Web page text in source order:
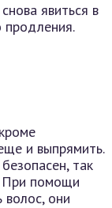
явиться в
продления.
и выпрямить.
так
При помощи
волос, они